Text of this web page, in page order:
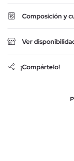
Composición y
Ver
¡Compártelo!